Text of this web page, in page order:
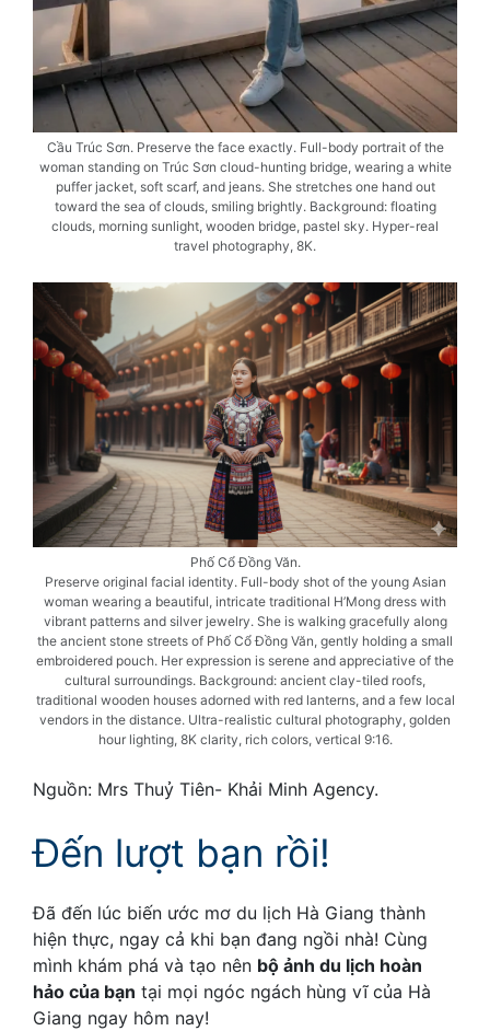
Cầu Trúc Sơn. Preserve the face exactly. Full-body portrait of the
woman standing on Trúc Sơn cloud-hunting bridge, wearing a white
puffer jacket, soft scarf, and jeans. She stretches one hand out
toward the sea of clouds, smiling brightly. Background: floating
clouds, morning sunlight, wooden bridge, pastel sky. Hyper-real
travel photography, 8K.
Phố Cổ Đồng Văn.
Preserve original facial identity. Full-body shot of the young Asian
woman wearing a beautiful, intricate traditional H’Mong dress with
vibrant patterns and silver jewelry. She is walking gracefully along
the ancient stone streets of Phố Cổ Đồng Văn, gently holding a small
embroidered pouch. Her expression is serene and appreciative of the
cultural surroundings. Background: ancient clay-tiled roofs,
traditional wooden houses adorned with red lanterns, and a few local
vendors in the distance. Ultra-realistic cultural photography, golden
hour lighting, 8K clarity, rich colors, vertical 9:16.
Nguồn: Mrs Thuỷ Tiên- Khải Minh Agency.
Đến lượt bạn rồi!
Đã đến lúc biến ước mơ du lịch Hà Giang thành
hiện thực, ngay cả khi bạn đang ngồi nhà! Cùng
mình khám phá và tạo nên bộ ảnh du lịch hoàn
hảo của bạn tại mọi ngóc ngách hùng vĩ của Hà
Giang ngay hôm nay!